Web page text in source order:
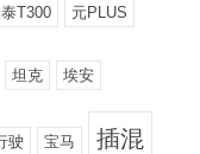
T300 元PLUS
坦克 埃安
驶 宝马 插混